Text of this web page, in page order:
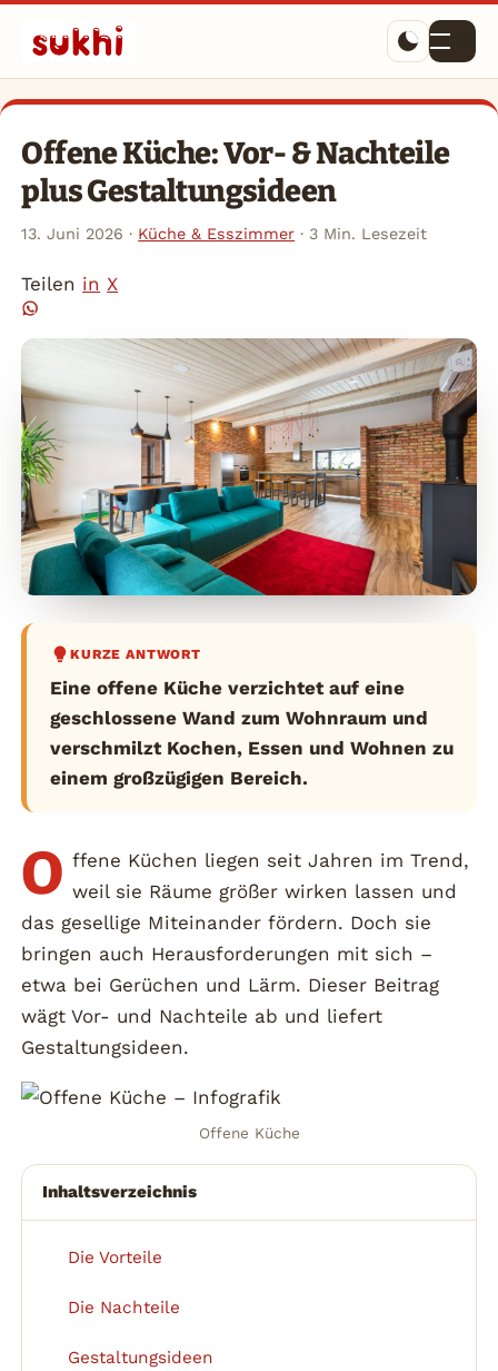
Menü
Offene Küche: Vor- & Nachteile
plus Gestaltungsideen
13. Juni 2026 · Küche & Esszimmer · 3 Min. Lesezeit
Teilen in X
KURZE ANTWORT
Eine offene Küche verzichtet auf eine
geschlossene Wand zum Wohnraum und
verschmilzt Kochen, Essen und Wohnen zu
einem großzügigen Bereich.
O ffene Küchen liegen seit Jahren im Trend,
weil sie Räume größer wirken lassen und
das gesellige Miteinander fördern. Doch sie
bringen auch Herausforderungen mit sich –
etwa bei Gerüchen und Lärm. Dieser Beitrag
wägt Vor- und Nachteile ab und liefert
Gestaltungsideen.
Offene Küche
Inhaltsverzeichnis
Die Vorteile
Die Nachteile
Gestaltungsideen